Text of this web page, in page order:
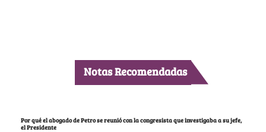
Notas Recomendadas
Por qué el abogado de Petro se reunió con la congresista que investigaba a su jefe,
el Presidente